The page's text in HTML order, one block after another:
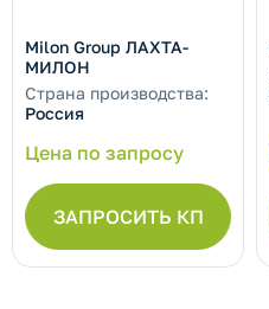
Milon Group ЛАХТА-
МИЛОН
Страна производства:
Россия
Цена по запросу
ЗАПРОСИТЬ КП